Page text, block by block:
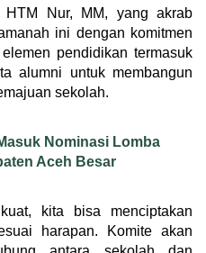
Nur, MM, yang akrab
ini dengan komitmen
pendidikan termasuk
alumni untuk membangun
sekolah.
Nominasi Lomba
Aceh Besar
kita bisa menciptakan
harapan. Komite akan